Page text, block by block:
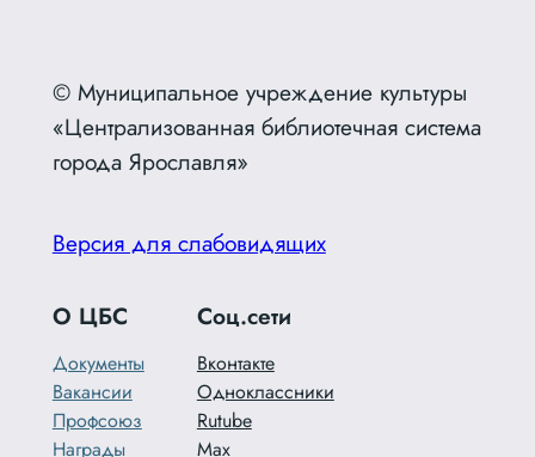
© Муниципальное учреждение культуры
«Централизованная библиотечная система
города Ярославля»
Версия для слабовидящих
О ЦБС
Документы
Вакансии
Профсоюз
Награды
Соц.сети
Вконтакте
Одноклассники
Rutube
Max